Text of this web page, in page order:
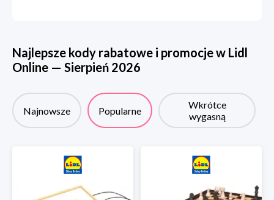
Najlepsze kody rabatowe i promocje w Lidl
Online — Sierpień 2026
Najnowsze Popularne
Wkrótce
wygasną